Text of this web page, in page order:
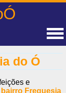
do Ó
e
bairro Freguesia